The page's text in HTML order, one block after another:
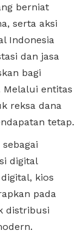
berniat
serta aksi
Indonesia
dan jasa
bagi
Melalui entitas
reksa dana
tetap.
digital
kios
pada
distribusi